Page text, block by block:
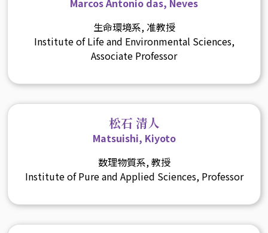
Marcos Antonio das, Neves
生命環境系, 准教授
Institute of Life and Environmental Sciences,
Associate Professor
松石 清人
Matsuishi, Kiyoto
数理物質系, 教授
Institute of Pure and Applied Sciences, Professor